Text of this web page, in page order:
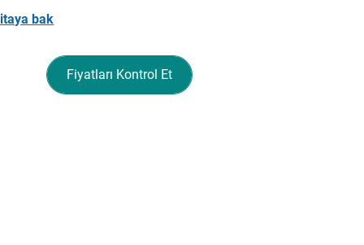
bak
Fiyatları Kontrol Et